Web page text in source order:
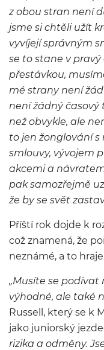
z obou stran není
jsme si chtěli užít
vyvíjejí správným
se to stane v pravý
přestávkou,
mé strany není
není žádný časový
než obvykle, ale
to jen žonglování
smlouvy, vývojem
akcemi a
pak samozřejmě
že by se svět
Příští rok dojde k
což znamená, že
neznámé, a to
„Musíte se podívat
výhodné, ale také
Russell, který se k
jako juniorský
rizika a odměny.